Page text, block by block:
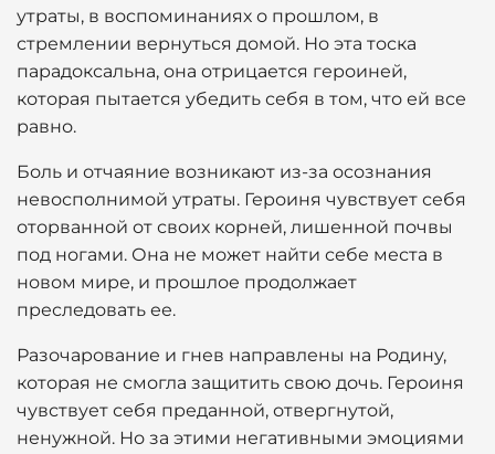
утраты, в воспоминаниях о прошлом, в
стремлении вернуться домой. Но эта тоска
парадоксальна, она отрицается героиней,
которая пытается убедить себя в том, что ей все
равно.
Боль и отчаяние возникают из-за осознания
невосполнимой утраты. Героиня чувствует себя
оторванной от своих корней, лишенной почвы
под ногами. Она не может найти себе места в
новом мире, и прошлое продолжает
преследовать ее.
Разочарование и гнев направлены на Родину,
которая не смогла защитить свою дочь. Героиня
чувствует себя преданной, отвергнутой,
ненужной. Но за этими негативными эмоциями